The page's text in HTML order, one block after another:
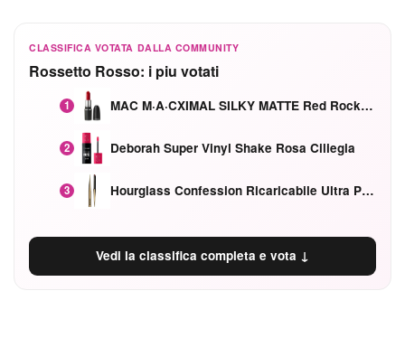
CLASSIFICA VOTATA DALLA COMMUNITY
Rossetto Rosso: i piu votati
1 MAC M·A·CXIMAL SILKY MATTE Red Rock mat
2 Deborah Super Vinyl Shake Rosa Ciliegia
3 Hourglass Confession Ricaricabile Ultra Preciso Ad Alta Intensità Secretly Classic Red
Vedi la classifica completa e vota ↓